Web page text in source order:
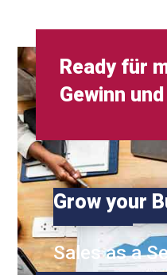
Ready für
Gewinn
Grow your
Sales as a